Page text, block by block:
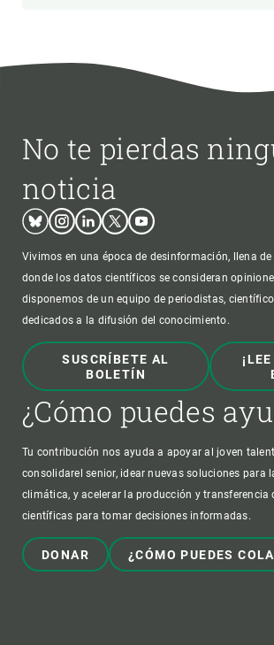
No te pierdas
noticia
BlueskyInstagram
LinkedinTwitterYoutube
Vivimos en una época de desinformación, llena
donde los datos científicos se consideran
disponemos de un equipo de periodistas,
dedicados a la difusión del conocimiento.
SUSCRÍBETE AL
BOLETÍN
¿Cómo puedes
Tu contribución nos ayuda a apoyar al joven
consolidarel senior, idear nuevas soluciones para
climática, y acelerar la producción y transferencia
científicas para tomar decisiones informadas.
DONAR ¿CÓMO PUEDES